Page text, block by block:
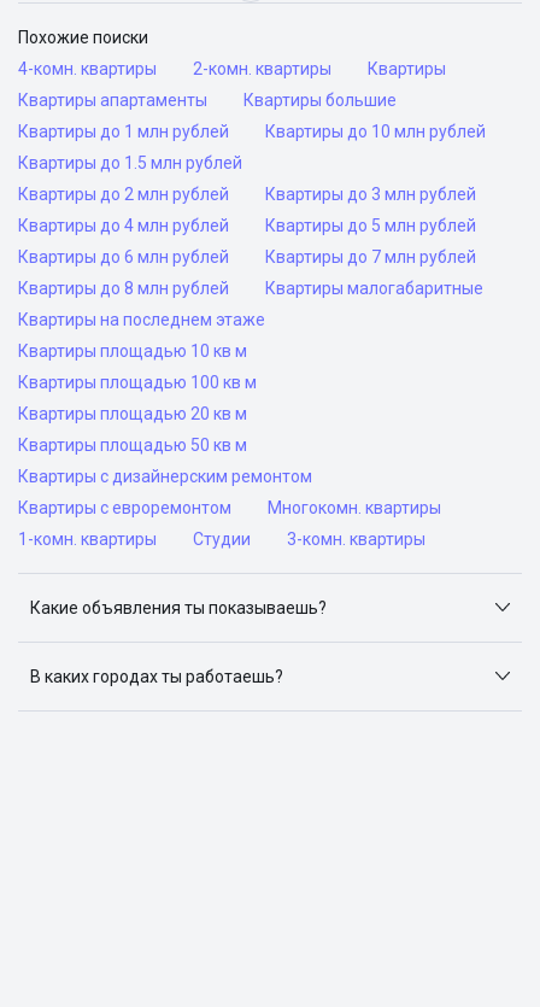
Похожие поиски
4-комн. квартиры
2-комн. квартиры
Квартиры
Квартиры апартаменты
Квартиры большие
Квартиры до 1 млн рублей
Квартиры до 10 млн рублей
Квартиры до 1.5 млн рублей
Квартиры до 2 млн рублей
Квартиры до 3 млн рублей
Квартиры до 4 млн рублей
Квартиры до 5 млн рублей
Квартиры до 6 млн рублей
Квартиры до 7 млн рублей
Квартиры до 8 млн рублей
Квартиры малогабаритные
Квартиры на последнем этаже
Квартиры площадью 10 кв м
Квартиры площадью 100 кв м
Квартиры площадью 20 кв м
Квартиры площадью 50 кв м
Квартиры с дизайнерским ремонтом
Квартиры с евроремонтом
Многокомн. квартиры
1-комн. квартиры
Студии 3-комн. квартиры
Какие объявления ты показываешь?
объявлений: ЦИАН, Домклик, Яндекс.Недвижимость,
Авито, Самолет.Плюс.
В каких городах ты работаешь?